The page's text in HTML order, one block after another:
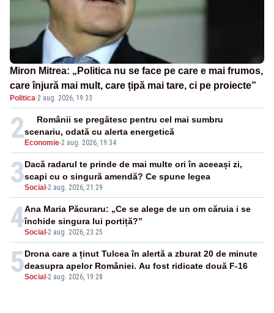
Miron Mitrea: „Politica nu se face pe care e mai frumos,
care înjură mai mult, care țipă mai tare, ci pe proiecte”
Politica·2 aug. 2026, 19:33
2 Economie-2 aug. 2026, 19:34
Românii se pregătesc pentru cel mai sumbru
scenariu, odată cu alerta energetică
3Social -2 aug. 2026, 21:29
Dacă radarul te prinde de mai multe ori în aceeași zi,
scapi cu o singură amendă? Ce spune legea
4Social -2 aug. 2026, 23:25
Ana Maria Păcuraru: „Ce se alege de un om căruia i se
închide singura lui portiță?”
5Social -2 aug. 2026, 19:28
Drona care a ținut Tulcea în alertă a zburat 20 de minute
deasupra apelor României. Au fost ridicate două F-16